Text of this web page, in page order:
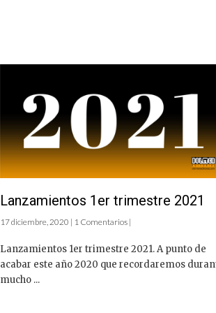
Lanzamientos 1er trimestre 2021
17 diciembre, 2020 | 1 Comentarios |
Lanzamientos 1er trimestre 2021. A punto de
acabar este año 2020 que recordaremos
mucho ...